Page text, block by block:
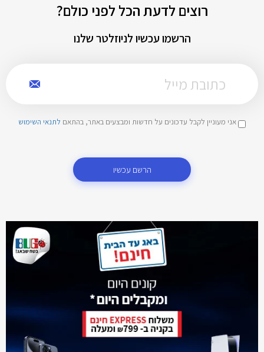
רוצים לדעת הכל לפני כולם?
הרשמו עכשיו לניוזלטר שלנו
אני מעוניין לקבל עדכונים על חדשות ומבצעים באתר, בהתאם לתנאי השימוש
הרשם עכשיו